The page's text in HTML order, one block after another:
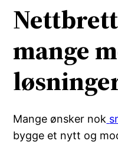
mange
Mange ønsker nok
bygge et nytt og